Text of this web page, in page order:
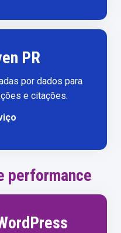
PR
por dados para
e citações.
performance